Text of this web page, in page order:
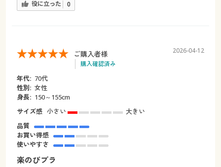
役に立った 0
ご購入者様
購入確認済み
2026-04-12
年代: 70代
性別: 女性
身長: 150～155cm
サイズ感 小さい
大きい
品質
お買い得感
使いやすさ
楽のびブラ